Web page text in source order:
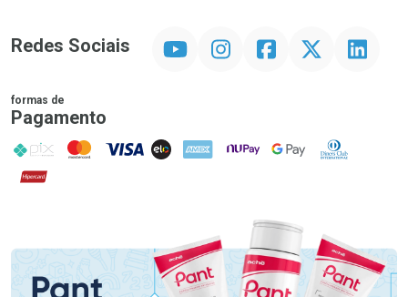
Redes Sociais InstagramFacebook Linkedin
formas de
Pagamento
PIX MasterCard
VISA ELO AMEX NuPay Google PayDiners Club
Hipercard
Promoção em Destaque